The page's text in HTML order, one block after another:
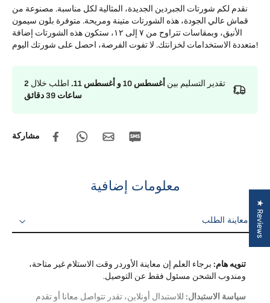
نقدم لكم شورتات الجبردين الجديدة، المثالية لكل مناسبة. مصنوعة من
قماش عالي الجودة، هذه الشورتات متينة ومريحة. متوفرة بلون سيمون
الأنيق، وبمقاسات تتراوح من ٧ إلى ١٢، ستكون هذه الشورتات إضافة
متعددة الاستخدامات لخزانتك. لا تفوت الفرصة، احصل على شورتك اليوم!
تقدير التسليم بين أغسطس 10 و أغسطس 11. اطلب خلال 2
ساعات 39 دقائق
مشاركة
معلومات إضافية
معاينة الطلب
الإرجاع والاستبدال
الشحن والتوصيل
طرق الدفع
تنويه هام: برجاء العلم إن معاينة الأوردر وقت الاستلام غير متاحة،
ومندوب الشحن مسئول فقط عن التوصيل.
سياسة الاستبدال: للاستبدال أونلاين، تقدر تتواصل معانا أو تقدم
★ Reviews